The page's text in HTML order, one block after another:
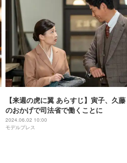
【来週の虎に翼 あらすじ】寅子、久藤
のおかげで司法省で働くことに
2024.06.02 10:00
モデルプレス